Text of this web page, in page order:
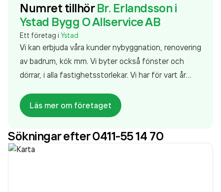
Numret tillhör Br. Erlandsson i
Ystad Bygg O Allservice AB
Ett företag i Ystad
Vi kan erbjuda våra kunder nybyggnation, renovering
av badrum, kök mm. Vi byter också fönster och
dörrar, i alla fastighetsstorlekar. Vi har för vart år
personal med spetskompetens inom olika områden.
Bl a har vi en egen elektriker och personal med
behörighet för våtrum samt en mycket erfaren
betonganläggare. Detta för att kunna erbjuda våra
Läs mer om företaget
Sökningar efter 0411-55 14 70